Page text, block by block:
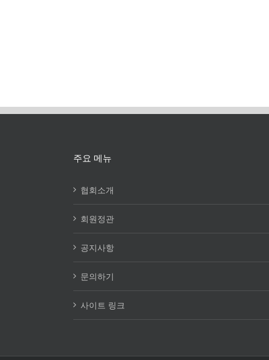
주요 메뉴
협회소개
회원정관
공지사항
문의하기
사이트 링크